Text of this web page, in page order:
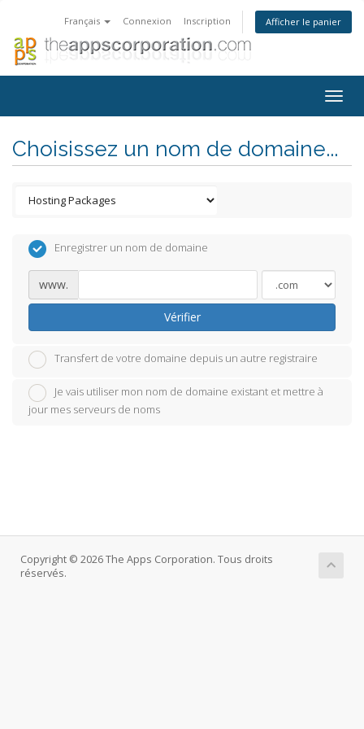
Français Connexion Inscription Afficher le panier
Choisissez un nom de domaine...
Enregistrer un nom de domaine
www.
Vérifier
Transfert de votre domaine depuis un autre registraire
Je vais utiliser mon nom de domaine existant et mettre à
jour mes serveurs de noms
Copyright © 2026 The Apps Corporation. Tous droits
réservés.